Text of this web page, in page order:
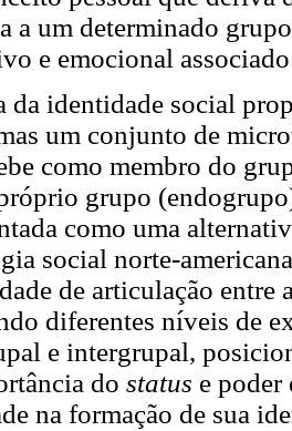
a um determinado
e emocional associado
da identidade social
um conjunto de
como membro do
grupo
como uma
social norte-
de articulação
diferentes níveis de
e intergrupal,
do status e poder
na formação de sua